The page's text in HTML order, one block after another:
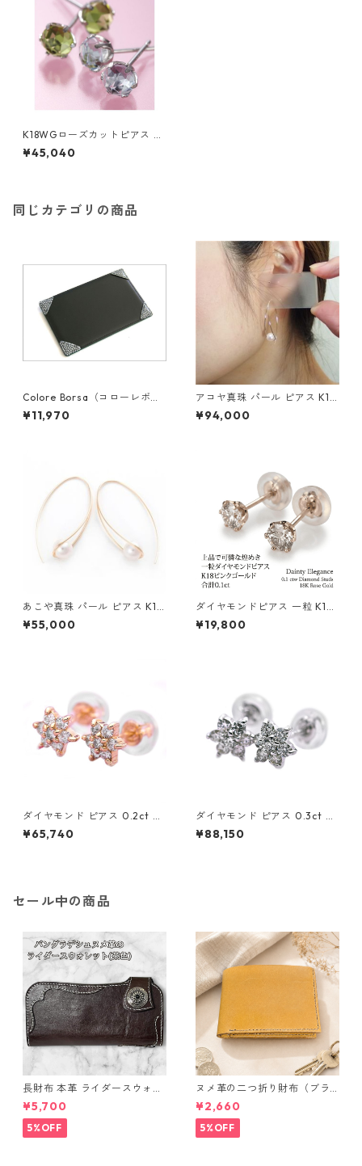
K18WGローズカットピアス ペ
リドット ダイヤモンド ジュエ
リー アクセサリー レディース
¥45,040
同じカテゴリの商品
Colore Borsa（コローレボル
サ） メモパッド ブラック MG
-008
¥11,970
アコヤ真珠 パール ピアス K18
イエローゴールド ジプシー フ
ック ピアス 7mm 7ミリ珠 あ
¥94,000
あこや真珠 パール ピアス K10
イエローゴールド ジプシー フ
ック ピアス 7mm 7ミリ珠 ア
¥55,000
ダイヤモンドピアス 一粒 K18
ピンクゴールド 合計0.1ct ス
タッドピアス おしゃれ シンプ
¥19,800
ダイヤモンド ピアス 0.2ct K1
8 イエローゴールド 0.2カラッ
ト 花 フラワーモチーフ ピアス
¥65,740
ダイヤモンド ピアス 0.3ct K1
8 ホワイトゴールド 0.3カラッ
ト 花 フラワーモチーフ ピアス
¥88,150
セール中の商品
長財布 本革 ライダースウォレ
ット 国産 ヌメ革 ブラウン バ
ングラデシュ l175 レザー 革財
布 ハンドメイド 経年変化
¥5,700
5%OFF
ヌメ革の二つ折り財布（ブラ
ウン系）
¥2,660
5%OFF